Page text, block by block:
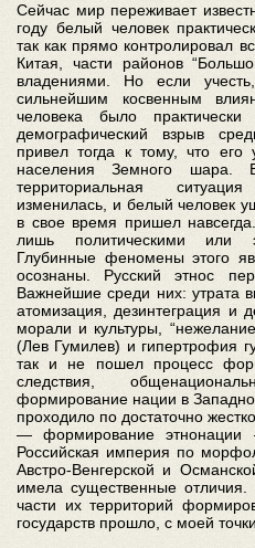
Сейчас мир переживает
году белый человек
так как прямо контролировал
Китая, части районов
владениями. Но если
сильнейшим косвенным
человека было
демографический взрыв
привел тогда к тому, что его
населения Земного шара.
территориальная
изменилась, и белый человек
в свое время пришел
лишь политическими или
Глубинные феномены этого
осознаны. Русский этнос
Важнейшие среди них: утрата
атомизация, дезинтеграция и
морали и культуры,
(Лев Гумилев) и гипертрофия
так и не пошел процесс
следствия,
формирование нации в
проходило по достаточно
— формирование
Российская империя по
Австро-Венгерской и
имела существенные
части их территорий
государств прошло, с моей